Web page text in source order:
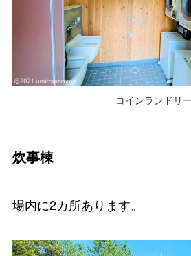
コインランドリー
炊事棟
場内に2カ所あります。